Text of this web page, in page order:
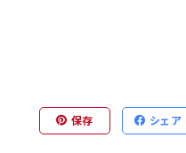
保存 シェア